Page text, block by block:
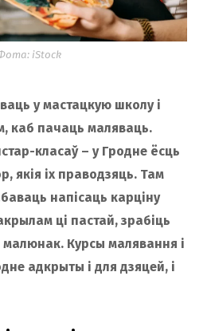
k a
iStock
у мастацкую школу і
каб пачаць маляваць.
класаў – у Гродне ёсць
якія іх праводзяць. Там
напісаць карціну
ці пастай, зрабіць
малюнак. Курсы малявання і
адкрыты і для дзяцей, і